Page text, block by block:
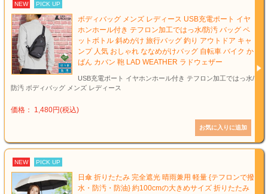
NEW PICK UP
ボディバッグ メンズ レディース USB充電ポート イヤ
ホンホール付き テフロン加工ではっ水/防汚 バッグ ペ
ットボトル 斜めがけ 旅行バッグ 釣り アウトドア キャ
ンプ 人気 おしゃれ ななめがけバッグ 自転車 バイク か
ばん カバン 鞄 LAD WEATHER ラドウェザー
USB充電ポート イヤホンホール付き テフロン加工ではっ水/
防汚 ボディバッグ メンズ レディース
価格： 1,480円(税込)
NEW PICK UP
日傘 折りたたみ 完全遮光 晴雨兼用 軽量 {テフロンで撥
水・防汚・防油} 約100cmの大きめサイズ 折りたたみ